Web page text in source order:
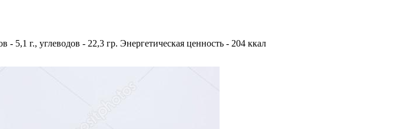
5,1 г., углеводов - 22,3 гр. Энергетическая ценность - 204 ккал